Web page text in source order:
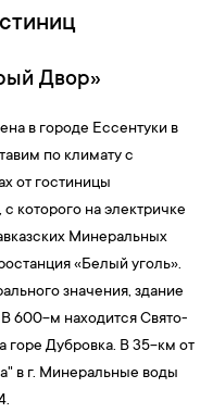
многих поколений —
скальное образование,
мифов.
по городу с посещением
году разместили
Главный кисловодский
приложившими
которые посещали
парк — гордость
дизайна.
красоте и богатству
Двор»
в городе Ессентуки в
по климату с
от гостиницы
которого на электричке
Минеральных
«Белый уголь».
значения, здание
В 600-м находится Свято-
горе Дубровка. В 35-км от
в г. Минеральные воды